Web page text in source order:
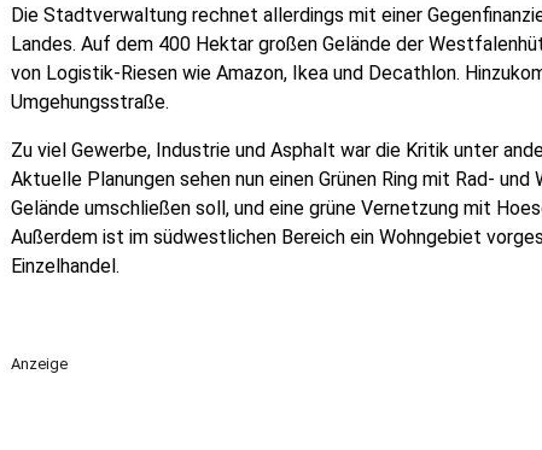
Die Stadtverwaltung rechnet allerdings mit einer
Landes. Auf dem 400 Hektar großen Gelände der
von Logistik-Riesen wie Amazon, Ikea und Decathlon.
Umgehungsstraße.
Zu viel Gewerbe, Industrie und Asphalt war die Kritik unter
Aktuelle Planungen sehen nun einen Grünen Ring mit Rad- und
Gelände umschließen soll, und eine grüne Vernetzung mit
Außerdem ist im südwestlichen Bereich ein Wohngebiet
Einzelhandel.
Anzeige